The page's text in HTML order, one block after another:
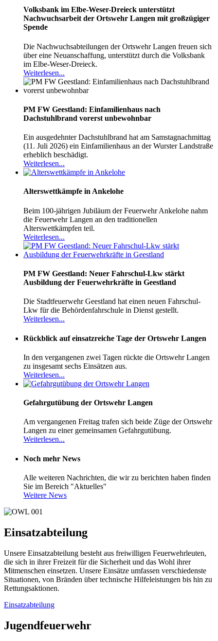
Volksbank im Elbe-Weser-Dreieck unterstützt
Nachwuchsarbeit der Ortswehr Langen mit großzügiger
Spende
Die Nachwuchsabteilungen der Ortswehr Langen freuen sich
über eine Neuanschaffung, unterstützt durch die Volksbank
im Elbe-Weser-Dreieck.
Weiterlesen...
PM FW Geestland: Einfamilienhaus nach
Dachstuhlbrand vorerst unbewohnbar
Ein ausgedehnter Dachstuhlbrand hat am Samstagnachmittag
(11. Juli 2026) ein Einfamilienhaus an der Wurster Landstraße
erheblich beschädigt.
Weiterlesen...
Alterswettkämpfe in Ankelohe
Beim 100-jährigen Jubiläum der Feuerwehr Ankelohe nahm
die Feuerwehr Langen an den traditionellen
Alterswettkämpfen teil.
Weiterlesen...
PM FW Geestland: Neuer Fahrschul-Lkw stärkt
Ausbildung der Feuerwehrkräfte in Geestland
Die Stadtfeuerwehr Geestland hat einen neuen Fahrschul-
Lkw für die Behördenfahrschule in Dienst gestellt.
Weiterlesen...
Rückblick auf einsatzreiche Tage der Ortswehr Langen
In den vergangenen zwei Tagen rückte die Ortswehr Langen
zu insgesamt sechs Einsätzen aus.
Weiterlesen...
Gefahrgutübung der Ortswehr Langen
Am vergangenen Freitag trafen sich beide Züge der Ortswehr
Langen zu einer gemeinsamen Gefahrgutübung.
Weiterlesen...
Noch mehr News
Alle weiteren Nachrichten, die wir zu berichten haben finden
Sie im Bereich "Aktuelles"
Weitere News
Einsatzabteilung
Unsere Einsatzabteilung besteht aus freiwilligen Feuerwehrleuten,
die sich in ihrer Freizeit für die Sicherheit und das Wohl ihrer
Mitmenschen einsetzen. Unsere Einsätze umfassen verschiedenste
Situationen, von Bränden über technische Hilfeleistungen bis hin zu
Rettungsaktionen.
Einsatzabteilung
Jugendfeuerwehr